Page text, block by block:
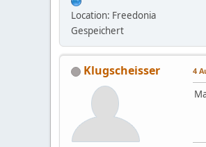
Location: Freedonia
Gespeichert
Klugscheisser 4